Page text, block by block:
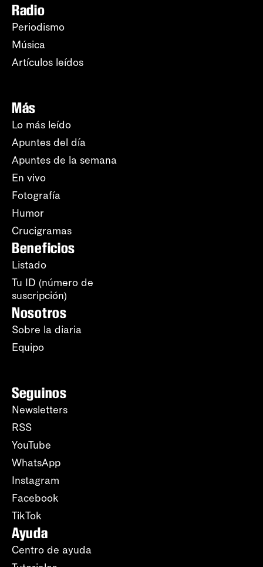
Radio
Periodismo
Música
Artículos leídos
Más
Lo más leído
Apuntes del día
Apuntes de la semana
En vivo
Fotografía
Humor
Crucigramas
Beneficios
Listado
Tu ID (número de
suscripción)
Nosotros
Sobre la diaria
Equipo
Seguinos
Newsletters
RSS
YouTube
WhatsApp
Instagram
Facebook
TikTok
Ayuda
Centro de ayuda